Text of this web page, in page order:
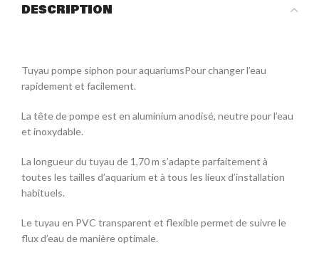
DESCRIPTION
Tuyau pompe siphon pour aquariumsPour changer l’eau
rapidement et facilement.
La tête de pompe est en aluminium anodisé, neutre pour l’eau
et inoxydable.
La longueur du tuyau de 1,70 m s’adapte parfaitement à
toutes les tailles d’aquarium et à tous les lieux d’installation
habituels.
Le tuyau en PVC transparent et flexible permet de suivre le
flux d’eau de manière optimale.